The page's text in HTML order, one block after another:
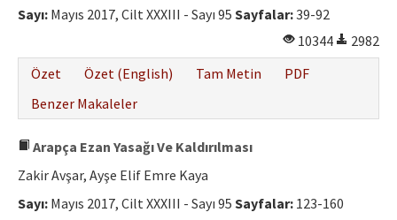
Sayı: Mayıs 2017, Cilt XXXIII - Sayı 95 Sayfalar:39-92
10344
2982
Özet
Özet (English) Tam Metin
PDF
Benzer Makaleler
Arapça Ezan Yasağı Ve Kaldırılması
Zakir Avşar, Ayşe Elif Emre Kaya
Sayı: Mayıs 2017, Cilt XXXIII - Sayı 95 Sayfalar: 123-160